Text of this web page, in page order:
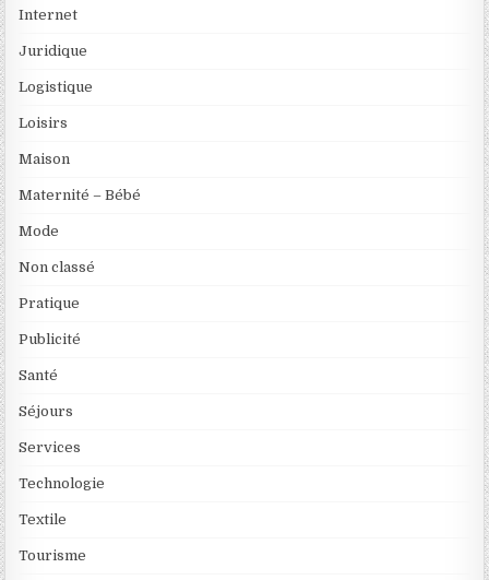
Internet
Juridique
Logistique
Loisirs
Maison
Maternité – Bébé
Mode
Non classé
Pratique
Publicité
Santé
Séjours
Services
Technologie
Textile
Tourisme